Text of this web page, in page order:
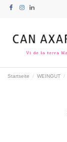
Startseite WEINGUT